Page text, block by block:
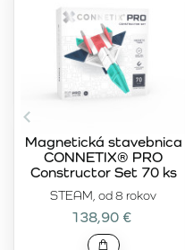
STEAM, od 8 rokov
Magnetická stavebnica
CONNETIX® PRO
Constructor Set 70 ks
138,90 €